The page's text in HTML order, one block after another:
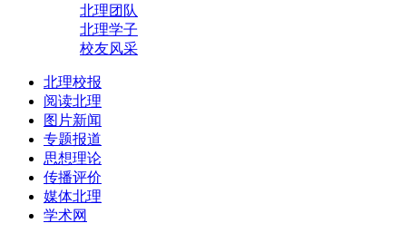
北理团队
北理学子
校友风采
北理校报
阅读北理
图片新闻
专题报道
思想理论
传播评价
媒体北理
学术网